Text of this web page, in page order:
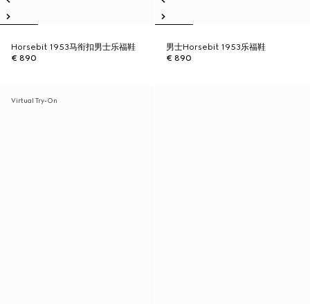
Horsebit 1953马衔扣男士乐福鞋
€ 890
男士Horsebit 1953乐福鞋
€ 890
Virtual Try-On